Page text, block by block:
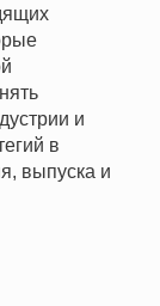
и
в
выпуска и